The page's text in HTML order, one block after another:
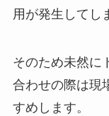
用が発生してし
そのため未然に
合わせの際は現
すめします。